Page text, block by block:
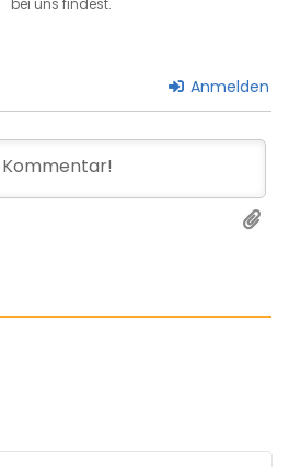
Anmelden